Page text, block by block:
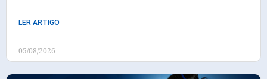
LER ARTIGO
05/08/2026